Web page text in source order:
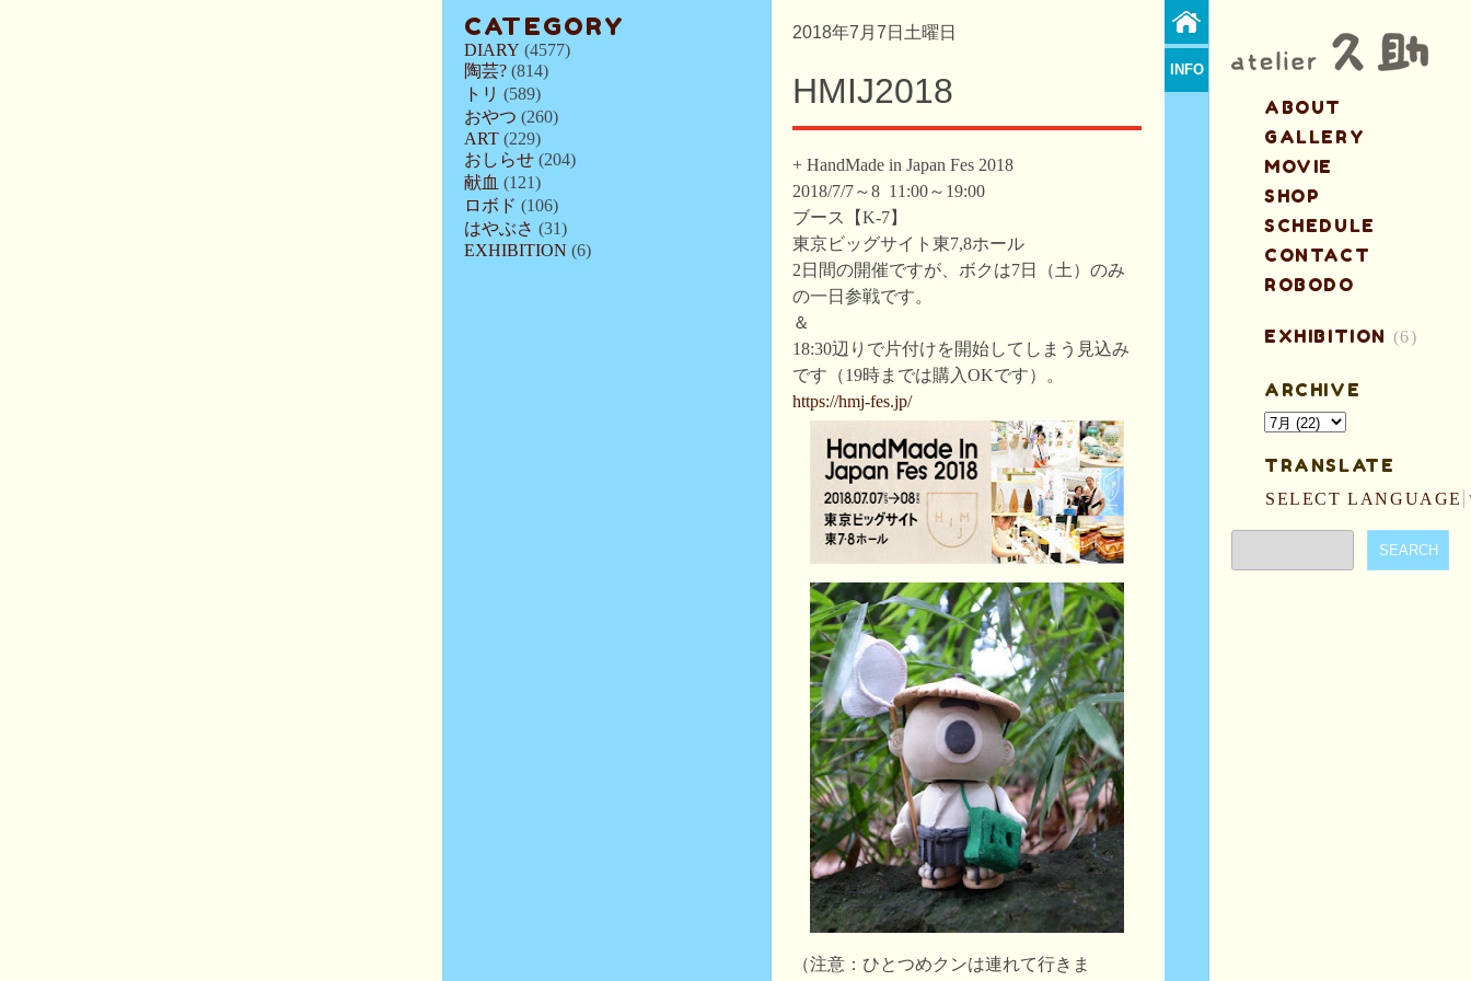
CATEGORY
DIARY (4577)
陶芸? (814)
トリ (589)
おやつ (260)
ART (229)
おしらせ (204)
献血 (121)
ロボド (106)
はやぶさ (31)
EXHIBITION (6)
2018年7月7日土曜日
HMIJ2018
+ HandMade in Japan Fes 2018
2018/7/7～8 11:00～19:00
ブース【K-7】
東京ビッグサイト東7,8ホール
2日間の開催ですが、ボクは7日（土）のみ
の一日参戦です。
＆
18:30辺りで片付けを開始してしまう見込み
です（19時までは購入OKです）。
https://hmj-fes.jp/
（注意：ひとつめクンは連れて行きま
INFO
ABOUT
GALLERY
MOVIE
SHOP
SCHEDULE
CONTACT
ROBODO
EXHIBITION (6)
ARCHIVE
TRANSLATE
SELECT LANGUAGE